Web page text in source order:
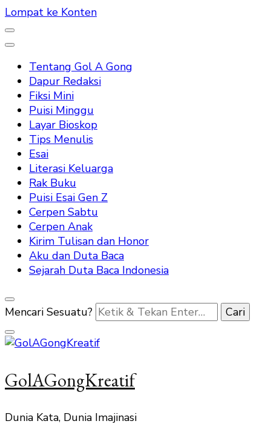
Lompat ke Konten
Tentang Gol A Gong
Dapur Redaksi
Fiksi Mini
Puisi Minggu
Layar Bioskop
Tips Menulis
Esai
Literasi Keluarga
Rak Buku
Puisi Esai Gen Z
Cerpen Sabtu
Cerpen Anak
Kirim Tulisan dan Honor
Aku dan Duta Baca
Sejarah Duta Baca Indonesia
Mencari Sesuatu?
GolAGongKreatif
Dunia Kata, Dunia Imajinasi